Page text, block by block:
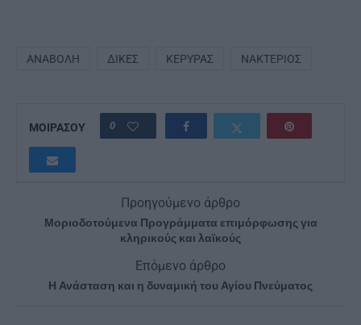
ΑΝΑΒΟΛΉ ΔΊΚΕΣ ΚΕΡΎΡΑΣ ΝΑΚΤΈΡΙΟΣ
ΜΟΙΡΑΣΟΥ 0
Προηγούμενο άρθρο
Μοριοδοτούμενα Προγράμματα επιμόρφωσης για
κληρικούς και λαϊκούς
Επόμενο άρθρο
Η Ανάσταση και η δυναμική του Αγίου Πνεύματος